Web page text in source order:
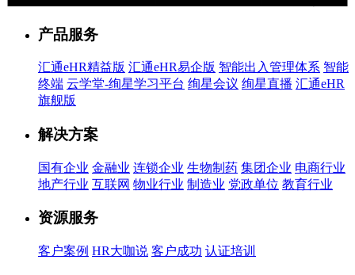
产品服务
汇通eHR精益版 汇通eHR易企版 智能出入管理体系 智能
终端 云学堂-绚星学习平台 绚星会议 绚星直播 汇通eHR
旗舰版
解决方案
国有企业 金融业 连锁企业 生物制药 集团企业 电商行业
地产行业 互联网 物业行业 制造业 党政单位 教育行业
资源服务
客户案例 HR大咖说 客户成功 认证培训